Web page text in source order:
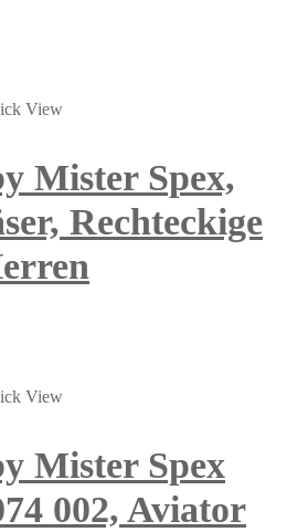
View
Mister Spex,
Rechteckige
View
Mister Spex
002, Aviator